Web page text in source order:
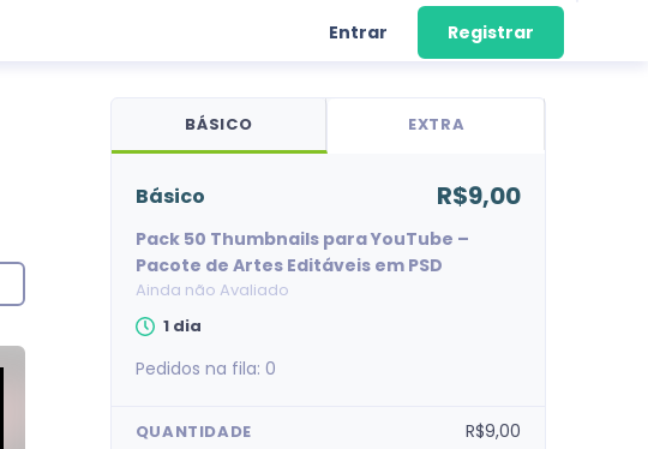
Entrar Registrar
BÁSICO EXTRA
básico R$9,00
Pack 50 Thumbnails para YouTube –
Pacote de Artes Editáveis em PSD
Ainda não Avaliado
1 dia
Pedidos na fila: 0
QUANTIDADE R$9,00